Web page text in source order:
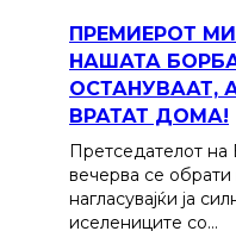
ПРЕМИЕРОТ
НАШАТА
ОСТАНУВААТ,
ВРАТАТ ДОМА!
Претседателот на
вечерва се
нагласувајќи ја
иселениците со…